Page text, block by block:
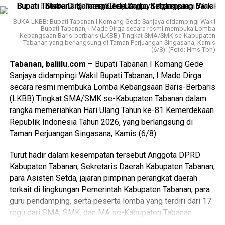
Melalui kegiatan ini, KPU Provinsi Bali berharap jajaran
KPU Kabupaten/Kota se-Bali semakin memiliki
pemahaman yang seragam dan mampu menangani setiap
proses PAW secara profesional, akuntabel, serta sesuai
dengan ketentuan peraturan perundang-undangan.(gs/bi)
Advertisements
Advertisements
Advertisements
Advertisements
dalam satu tim beregu campuran, sementara Lomba Tarik
Tambang diikuti oleh dua belas peserta dalam satu regu
campuran. Setiap pertandingan berlangsung meriah,
menampilkan semangat juang, kerja sama, serta
kekompakan antarpegawai yang menjadi nilai utama dalam
setiap perlombaan.
Di sela-sela kegiatan, Bupati Sanjaya menyampaikan
apresiasinya kepada seluruh peserta yang telah
berpartisipasi dengan penuh antusias. Menurutnya,
perlombaan tradisional seperti ini bukan sekadar ajang
hiburan, melainkan juga menjadi sarana mempererat
persaudaraan dan memperkuat rasa kebersamaan di
lingkungan Pemerintah Kabupaten Tabanan.
Baca Juga Update Covid-19 (16/9) di Bali, 4
Pasien Meninggal, Persentase Sembuh 79.24
Persen
BUKA LKBB: Bupati Tabanan I Komang Gede Sanjaya didampingi Wakil
Bupati Tabanan, I Made Dirga secara resmi membuka Lomba
Kebangsaan Baris-berbaris (LKBB) Tingkat SMA/SMK se-Kabupaten
Tabanan yang berlangsung di Taman Perjuangan Singasana, Kamis
(6/8). (Foto: Hms Tbn)
Tabanan, baliilu.com – Bupati Tabanan I Komang Gede
Sanjaya didampingi Wakil Bupati Tabanan, I Made Dirga
secara resmi membuka Lomba Kebangsaan Baris-Berbaris
(LKBB) Tingkat SMA/SMK se-Kabupaten Tabanan dalam
rangka memeriahkan Hari Ulang Tahun ke-81 Kemerdekaan
Republik Indonesia Tahun 2026, yang berlangsung di
Taman Perjuangan Singasana, Kamis (6/8).
Turut hadir dalam kesempatan tersebut Anggota DPRD
Kabupaten Tabanan, Sekretaris Daerah Kabupaten Tabanan,
para Asisten Setda, jajaran pimpinan perangkat daerah
terkait di lingkungan Pemerintah Kabupaten Tabanan, para
guru pendamping, serta peserta lomba yang terdiri dari 17
regu dari SMA, SMK, dan MA se-Kabupaten Tabanan.